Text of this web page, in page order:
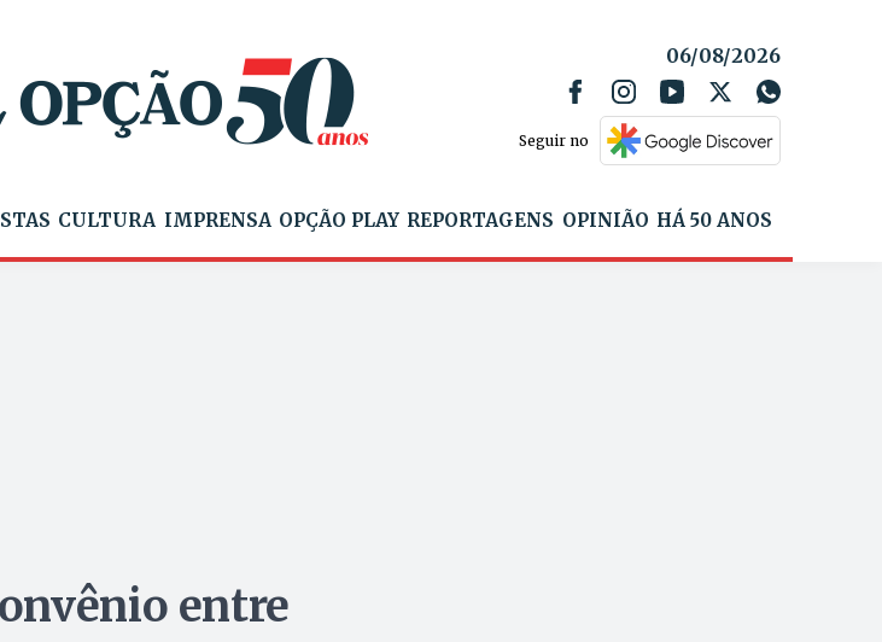
06/08/2026
Seguir no
CULTURA IMPRENSA OPÇÃO PLAY REPORTAGENS OPINIÃO HÁ 50 ANOS
entre